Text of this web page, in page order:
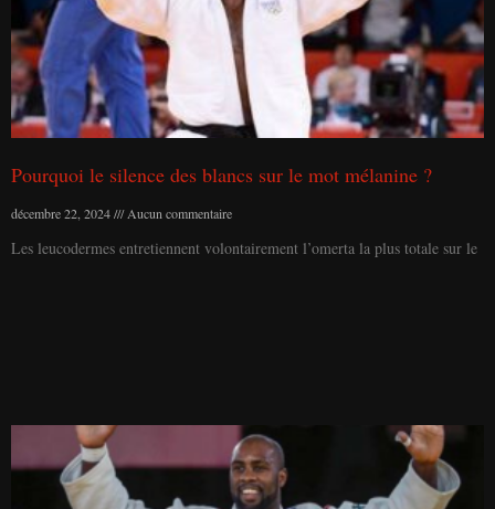
Pourquoi le silence des blancs sur le mot mélanine ?
décembre 22, 2024 Aucun commentaire
Les leucodermes entretiennent volontairement l’omerta la plus totale sur le